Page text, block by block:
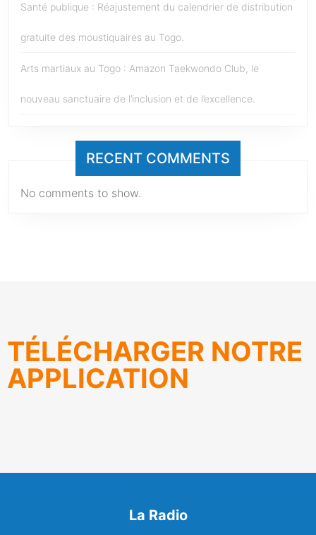
Santé publique : Réajustement du calendrier de distribution
gratuite des moustiquaires au Togo.
Arts martiaux au Togo : Amazon Taekwondo Club, le
nouveau sanctuaire de l’inclusion et de l’excellence.
RECENT COMMENTS
No comments to show.
TÉLÉCHARGER NOTRE
APPLICATION
La Radio